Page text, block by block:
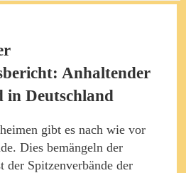
Anhaltender
in Deutschland
gibt es nach wie vor
Dies bemängeln der
der Spitzenverbände der